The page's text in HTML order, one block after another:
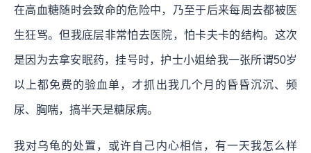
在高血糖随时会致命的危险中，乃至于后来每周去都被医
生狂骂。但我底层非常怕去医院，怕卡夫卡的结构。这次
是因为去拿安眠药，挂号时，护士小姐给我一张所谓50岁
以上都免费的验血单，才抓出我几个月的昏昏沉沉、频
尿、胸喘，搞半天是糖尿病。
我对乌龟的处置，或许自己内心相信，有一天我怎么样